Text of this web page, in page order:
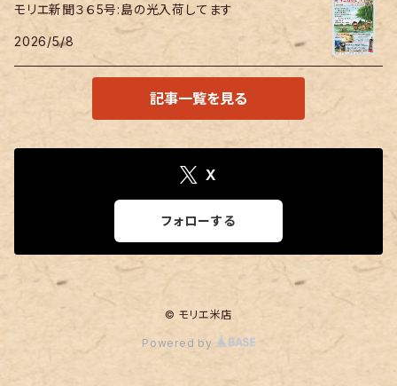
モリエ新聞３６5号:島の光入荷してます
2026/5/8
記事一覧を見る
X
フォローする
© モリエ米店
Powered by